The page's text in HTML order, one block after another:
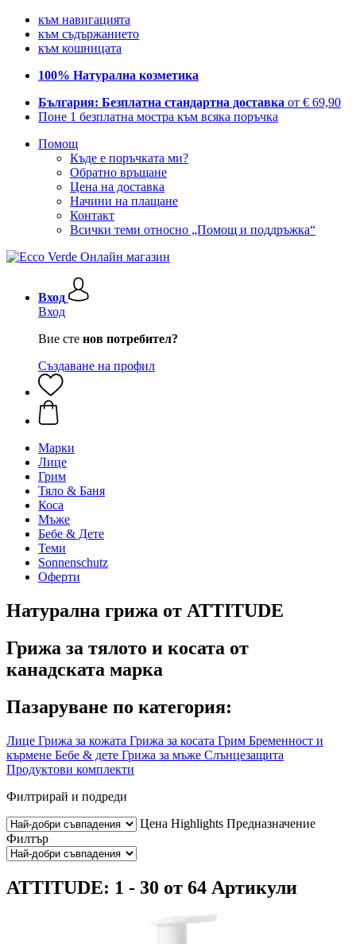
към навигацията
към съдържанието
към кошницата
100% Натурална козметика
България: Безплатна стандартна доставка от € 69,90
Поне 1 безплатна мостра към всяка поръчка
Помощ
Къде е поръчката ми?
Обратно връщане
Цена на доставка
Начини на плащане
Контакт
Всички теми относно „Помощ и поддръжка“
Вход
Вход
Вие сте нов потребител?
Създаване на профил
Марки
Лице
Грим
Тяло & Баня
Коса
Мъже
Бебе & Дете
Теми
Sonnenschutz
Оферти
Натурална грижа от ATTITUDE
Грижа за тялото и косата от
канадската марка
Пазаруване по категория:
Лице Грижа за кожата Грижа за косата Грим Бременност и
кърмене Бебе & дете Грижа за мъже Слънцезащита
Продуктови комплекти
Филтрирай и подреди
Цена Highlights Предназначение
Филтър
ATTITUDE: 1 - 30 от 64 Артикули